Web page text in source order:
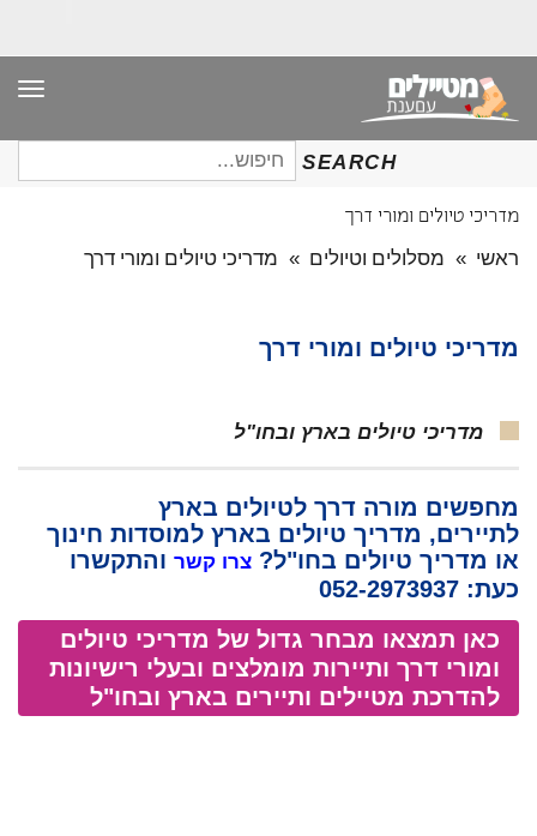
SEARCH
חיפוש
עבור:
מדריכי טיולים ומורי דרך
ראשי » מסלולים וטיולים » מדריכי טיולים ומורי דרך
מדריכי טיולים ומורי דרך
מדריכי טיולים בארץ ובחו"ל
מחפשים מורה דרך לטיולים בארץ
לתיירים, מדריך טיולים בארץ למוסדות חינוך
או מדריך טיולים בחו"ל? צרו קשר והתקשרו
כעת: 052-2973937
כאן תמצאו מבחר גדול של מדריכי טיולים
ומורי דרך ותיירות מומלצים ובעלי רישיונות
להדרכת מטיילים ותיירים בארץ ובחו"ל